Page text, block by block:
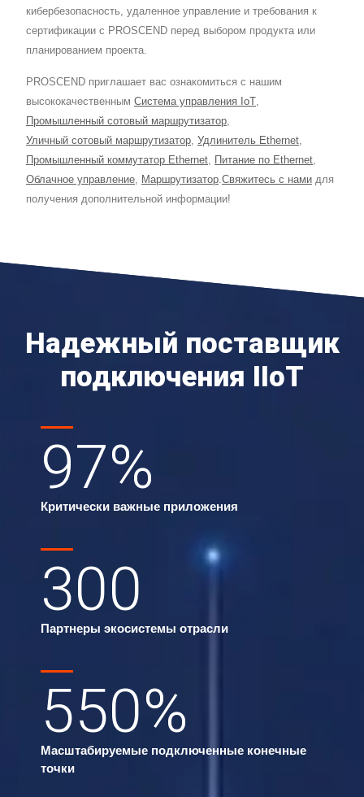
кибербезопасность, удаленное управление и требования к
сертификации с PROSCEND перед выбором продукта или
планированием проекта.
PROSCEND приглашает вас ознакомиться с нашим
высококачественным Система управления IoT,
Промышленный сотовый маршрутизатор,
Уличный сотовый маршрутизатор, Удлинитель Ethernet,
Промышленный коммутатор Ethernet, Питание по Ethernet,
Облачное управление, Маршрутизатор.Свяжитесь с нами для
получения дополнительной информации!
Надежный поставщик
подключения IIoT
97%
Критически важные приложения
300
Партнеры экосистемы отрасли
550%
Масштабируемые подключенные конечные
точки